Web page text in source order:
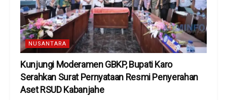
NUSANTARA
Kunjungi Moderamen GBKP, Bupati Karo
Serahkan Surat Pernyataan Resmi Penyerahan
Aset RSUD Kabanjahe